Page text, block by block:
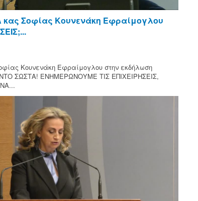
Σοφίας Κουνενάκη Εφραίμογλου
Κουνενάκη Εφραίμογλου στην εκδήλωση
ΣΩΣΤΑ! ΕΝΗΜΕΡΩΝΟΥΜΕ ΤΙΣ ΕΠΙΧΕΙΡΗΣΕΙΣ,